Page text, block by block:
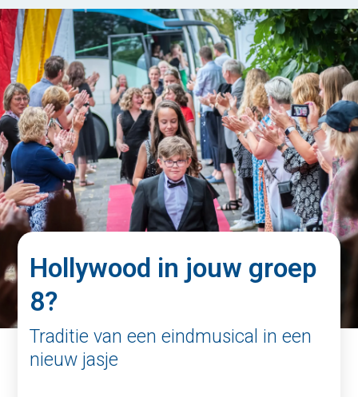
Hollywood in jouw groep
8?
Traditie van een eindmusical in een
nieuw jasje